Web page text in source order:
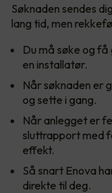
Søknaden sendes
lang tid, men
Du må søke og
en installatør.
Når søknaden er
og sette i gang.
Når anlegget er
sluttrapport med
effekt.
Så snart Enova
direkte til deg.